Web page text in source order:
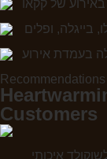
Recommendations
Customers
איכותי